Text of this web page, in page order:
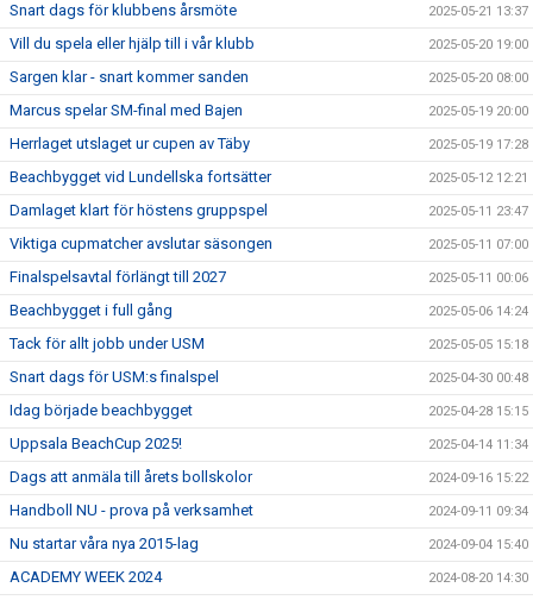
Snart dags för klubbens årsmöte 2025-05-21 13:37
Vill du spela eller hjälp till i vår klubb 2025-05-20 19:00
Sargen klar - snart kommer sanden 2025-05-20 08:00
Marcus spelar SM-final med Bajen 2025-05-19 20:00
Herrlaget utslaget ur cupen av Täby 2025-05-19 17:28
Beachbygget vid Lundellska fortsätter 2025-05-12 12:21
Damlaget klart för höstens gruppspel 2025-05-11 23:47
Viktiga cupmatcher avslutar säsongen 2025-05-11 07:00
Finalspelsavtal förlängt till 2027 2025-05-11 00:06
Beachbygget i full gång 2025-05-06 14:24
Tack för allt jobb under USM 2025-05-05 15:18
Snart dags för USM:s finalspel 2025-04-30 00:48
Idag började beachbygget 2025-04-28 15:15
Uppsala BeachCup 2025! 2025-04-14 11:34
Dags att anmäla till årets bollskolor 2024-09-16 15:22
Handboll NU - prova på verksamhet 2024-09-11 09:34
Nu startar våra nya 2015-lag 2024-09-04 15:40
ACADEMY WEEK 2024 2024-08-20 14:30